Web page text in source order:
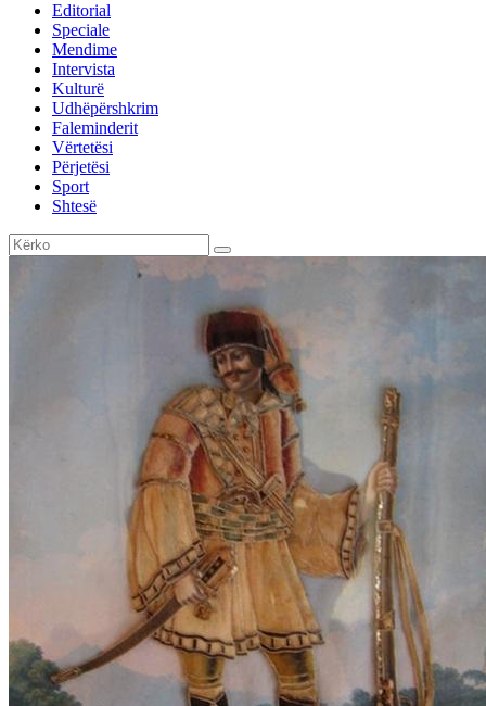
Editorial
Speciale
Mendime
Intervista
Kulturë
Udhëpërshkrim
Faleminderit
Vërtetësi
Përjetësi
Sport
Shtesë